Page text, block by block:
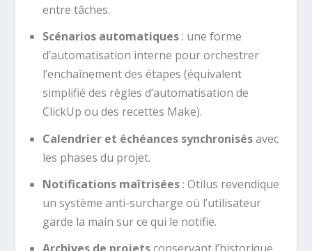
entre tâches.
Scénarios automatiques: une forme
d’automatisation interne pour orchestrer
l’enchaînement des étapes (équivalent
simplifié des règles d’automatisation de
ClickUp ou des recettes Make).
Calendrier et échéances synchronisésavec
les phases du projet.
Notifications maîtrisées: Otilus revendique
un système anti-surcharge où l’utilisateur
garde la main sur ce qui le notifie.